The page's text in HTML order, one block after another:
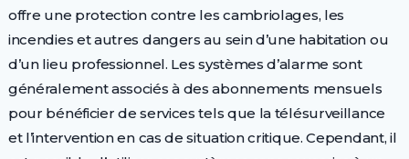
offre une protection contre les cambriolages, les
incendies et autres dangers au sein d’une habitation ou
d’un lieu professionnel. Les systèmes d’alarme sont
généralement associés à des abonnements mensuels
pour bénéficier de services tels que la télésurveillance
et l’intervention en cas de situation critique. Cependant, il